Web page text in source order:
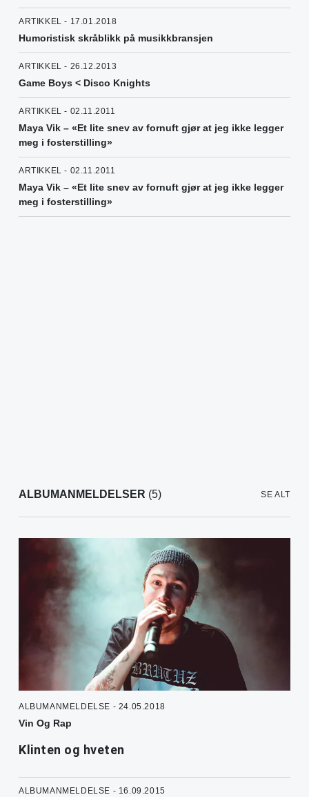
ARTIKKEL - 17.01.2018
Humoristisk skråblikk på musikkbransjen
ARTIKKEL - 26.12.2013
Game Boys < Disco Knights
ARTIKKEL - 02.11.2011
Maya Vik – «Et lite snev av fornuft gjør at jeg ikke legger
meg i fosterstilling»
ARTIKKEL - 02.11.2011
Maya Vik – «Et lite snev av fornuft gjør at jeg ikke legger
meg i fosterstilling»
ALBUMANMELDELSER (5) SE ALT
ALBUMANMELDELSE - 24.05.2018
Vin Og Rap
Klinten og hveten
ALBUMANMELDELSE - 16.09.2015